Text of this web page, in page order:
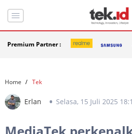
Premium Partner :
Home Tek
Erlan Selasa, 15 Juli 2025